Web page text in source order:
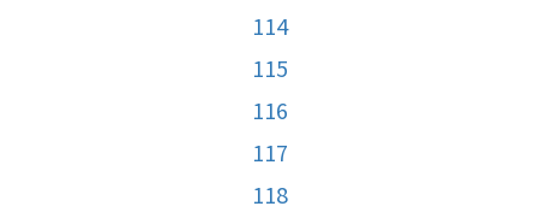
114
115
116
117
118